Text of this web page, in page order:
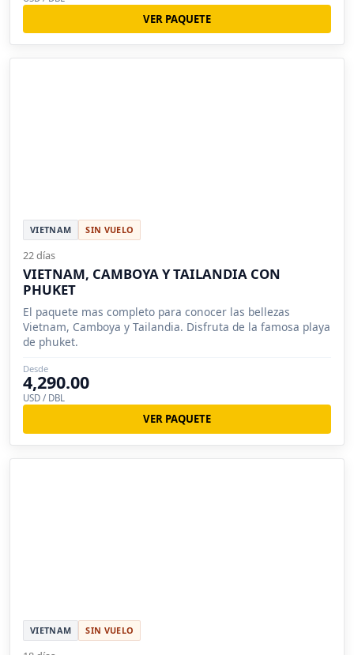
VER PAQUETE
VIETNAM SIN VUELO
22 días
VIETNAM, CAMBOYA Y TAILANDIA CON
PHUKET
El paquete mas completo para conocer las bellezas
Vietnam, Camboya y Tailandia. Disfruta de la famosa playa
de phuket.
Desde
4,290.00
USD / DBL
VER PAQUETE
VIETNAM SIN VUELO